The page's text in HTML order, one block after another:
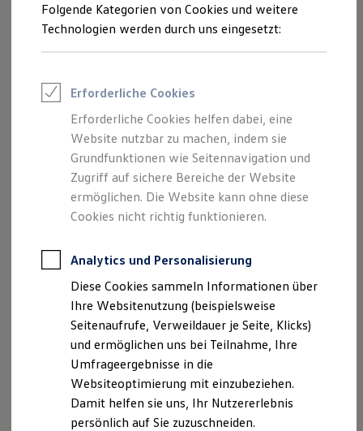
Saisonangebote
Reifenpakete
Leasing
Leasing-Angebote
Elektroauto Leasing
Kleinwagen-Leasing
Leasing ohne Anzahlung
Finanzierung
Autokredit mit Schlussrate
Versicherungen und Garantien
Kfz-Versicherung
Restschuldversicherungen
Garantien
Professional Class bei Volkswagen
Behörden
Direktkunden
Sonderfahrzeuge
Anpfiff zum Gewinn
Elektromobilität
Elektroautos
ID. Tutorials
Elektrofahrzeugkonzepte
ID. EVERY1
Reichweite
Folgende Kategorien von Cookies und weitere
Technologien werden durch uns eingesetzt:
Erforderliche Cookies
Erforderliche Cookies helfen dabei, eine
Website nutzbar zu machen, indem sie
Grundfunktionen wie Seitennavigation und
Zugriff auf sichere Bereiche der Website
ermöglichen. Die Website kann ohne diese
Cookies nicht richtig funktionieren.
Analytics und Personalisierung
Diese Cookies sammeln Informationen über
Ihre Websitenutzung (beispielsweise
Seitenaufrufe, Verweildauer je Seite, Klicks)
und ermöglichen uns bei Teilnahme, Ihre
Umfrageergebnisse in die
Websiteoptimierung mit einzubeziehen.
Damit helfen sie uns, Ihr Nutzererlebnis
persönlich auf Sie zuzuschneiden.